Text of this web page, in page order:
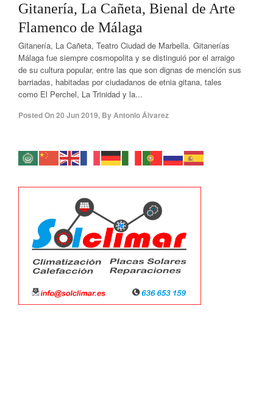
Gitanería, La Cañeta, Bienal de Arte
Flamenco de Málaga
Gitanería, La Cañeta, Teatro Ciudad de Marbella. Gitanerías
Málaga fue siempre cosmopolita y se distinguió por el arraigo
de su cultura popular, entre las que son dignas de mención sus
barriadas, habitadas por ciudadanos de etnia gitana, tales
como El Perchel, La Trinidad y la...
Posted On20 Jun 2019, ByAntonio Álvarez